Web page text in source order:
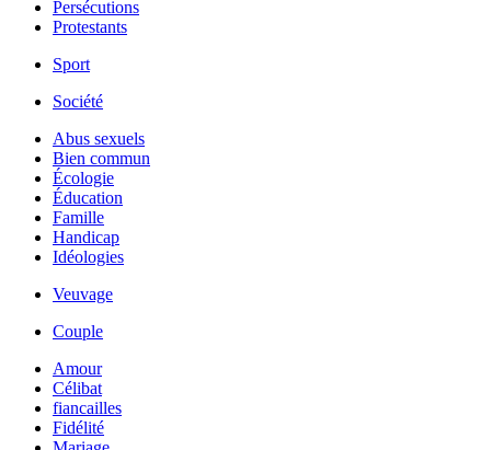
Persécutions
Protestants
Sport
Société
Abus sexuels
Bien commun
Écologie
Éducation
Famille
Handicap
Idéologies
Veuvage
Couple
Amour
Célibat
fiancailles
Fidélité